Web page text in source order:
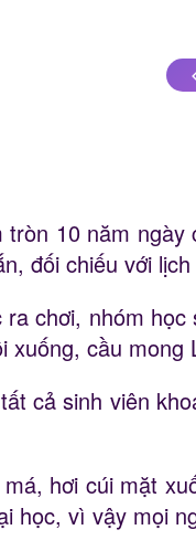
tròn 10 năm
đối chiếu với
ra chơi, nhóm
xuống, cầu
cả sinh viên
hơi cúi mặt
học, vì vậy mọi